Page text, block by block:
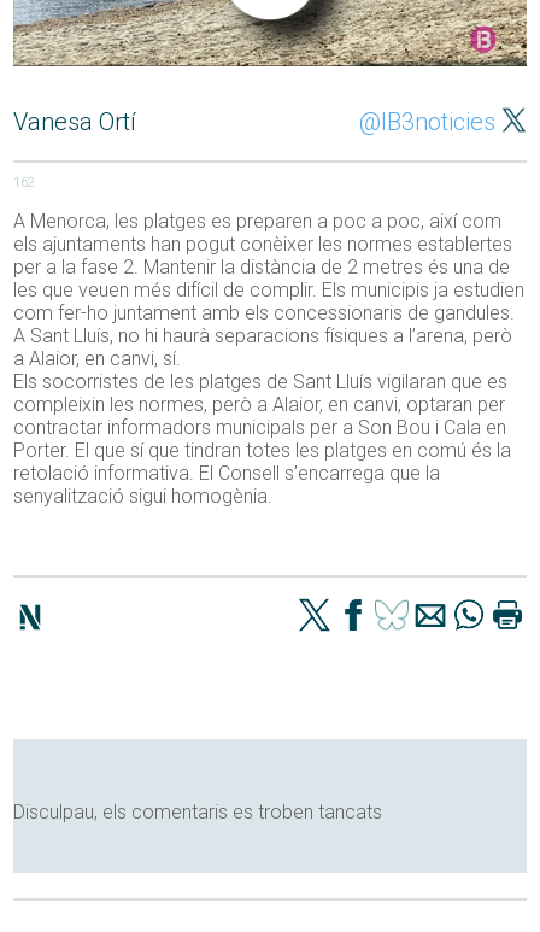
Vanesa Ortí @IB3noticies
162
A Menorca, les platges es preparen a poc a poc, així com
els ajuntaments han pogut conèixer les normes establertes
per a la fase 2. Mantenir la distància de 2 metres és una de
les que veuen més difícil de complir. Els municipis ja estudien
com fer-ho juntament amb els concessionaris de gandules.
A Sant Lluís, no hi haurà separacions físiques a l’arena, però
a Alaior, en canvi, sí.
Els socorristes de les platges de Sant Lluís vigilaran que es
compleixin les normes, però a Alaior, en canvi, optaran per
contractar informadors municipals per a Son Bou i Cala en
Porter. El que sí que tindran totes les platges en comú és la
retolació informativa. El Consell s’encarrega que la
senyalització sigui homogènia.
Disculpau, els comentaris es troben tancats